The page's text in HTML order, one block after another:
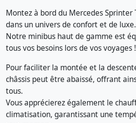
Montez à bord du Mercedes Sprinter
dans un univers de confort et de luxe.
Notre minibus haut de gamme est
tous vos besoins lors de vos voyages !
Pour faciliter la montée et la
châssis peut être abaissé, offrant
tous.
Vous apprécierez également le
climatisation, garantissant une